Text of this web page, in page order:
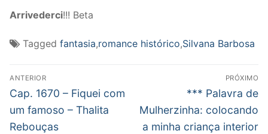
Arrivederci!!! Beta
Tagged fantasia,romance histórico,Silvana Barbosa
Navegação
de
Post
ANTERIOR
Post
anterior:
Cap. 1670 – Fiquei com
um famoso – Thalita
Rebouças
PRÓXIMO
Próximo
post:
*** Palavra de
Mulherzinha: colocando
a minha criança interior